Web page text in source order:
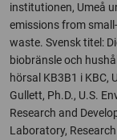
institutionen, Umeå
emissions from
waste. Svensk titel:
biobränsle och
hörsal KB3B1 i KBC,
Gullett, Ph.D., U.S.
Research and
Laboratory,